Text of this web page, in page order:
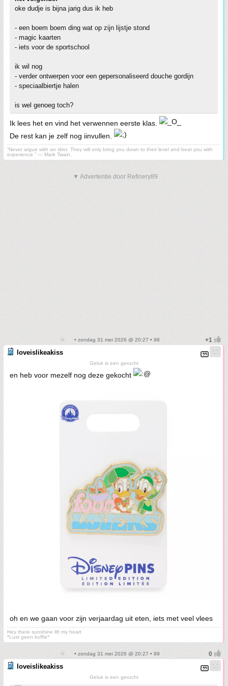
oke dudje is bijna jarig dus ik heb
- een boem boem ding wat op zijn lijstje stond
- magic kaarten
- iets voor de sportschool
ik wil nog
- verder ontwerpen voor een gepersonaliseerd douche gordijn
- speciaalbiertje halen
is wel genoeg toch?
Ik lees het en vind het verwennen eerste klas.
De rest kan je zelf nog iinvullen.
“Never argue with an idiot. They will only bring you down to their level and beat you with
experience.” ― Mark Twain.
▼ Advertentie door Refinery89
• zondag 31 mei 2026 @ 20:27 • 98
loveislikeakiss
Geluk is een gerucht
en heb voor mezelf nog deze gekocht
oh en we gaan voor zijn verjaardag uit eten, iets met veel vlees
Hey there sunshine lift my heart
*Lust geen koffie*
• zondag 31 mei 2026 @ 20:27 • 99
loveislikeakiss
Geluk is een gerucht